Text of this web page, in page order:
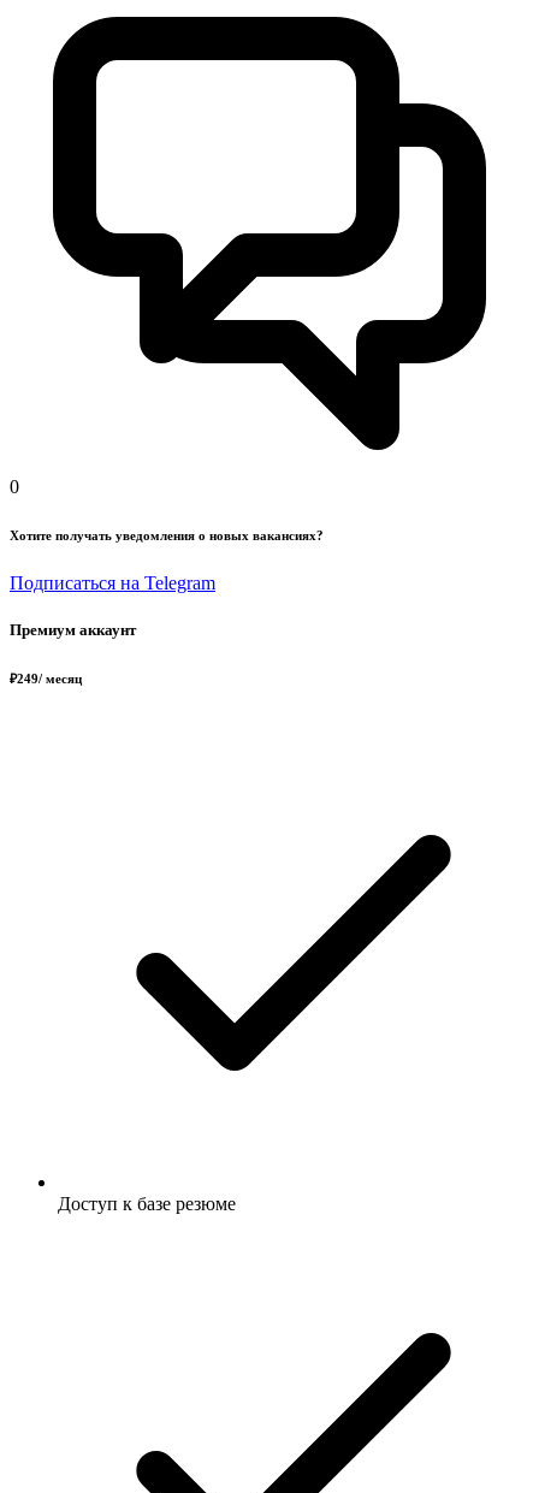
0
Хотите получать уведомления о новых вакансиях?
Подписаться на Telegram
Премиум аккаунт
₽249/ месяц
Доступ к базе резюме